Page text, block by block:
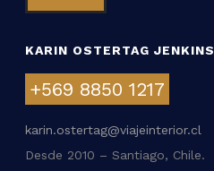
KARIN OSTERTAG JENKINS
+569 8850 1217
karin.ostertag@viajeinterior.cl
Desde 2010 – Santiago, Chile.